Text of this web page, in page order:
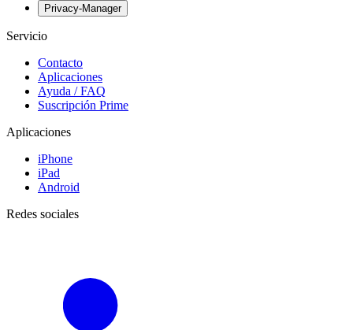
Privacy-Manager
Servicio
Contacto
Aplicaciones
Ayuda / FAQ
Suscripción Prime
Aplicaciones
iPhone
iPad
Android
Redes sociales